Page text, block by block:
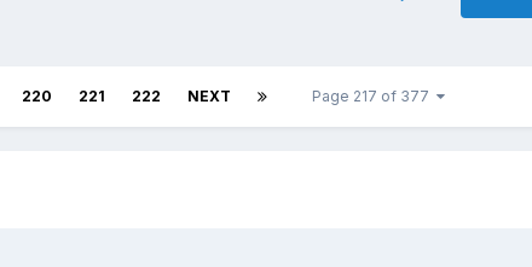
220 221 222 NEXT Page 217 of 377